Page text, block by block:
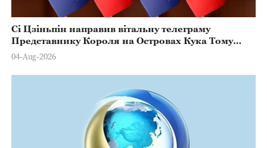
Сі Цзіньпін направив вітальну телеграму
Представнику Короля на Островах Кука Тому
Марстерсу з нагоди Дня Конституції
04-Aug-2026